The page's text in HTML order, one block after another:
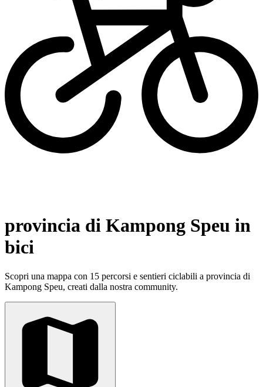
provincia di Kampong Speu in
bici
Scopri una mappa con 15 percorsi e sentieri ciclabili a provincia di
Kampong Speu, creati dalla nostra community.